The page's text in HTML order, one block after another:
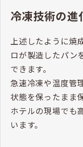
冷凍技術の進
上述したように焼
ロが製造したパン
できます。
急速冷凍や温度管
状態を保ったまま
ホテルの現場でも
います。